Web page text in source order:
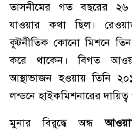
তাসনীমের গত বছরের ২৬
যাওয়ার কথা ছিল।
কূটনীতিক কোনো মিশনে তিন
করে থাকেন। বিগত
আস্থাভাজন হওয়ায় তিনি
লন্ডনে হাইকমিশনারের
মুনার বিরুদ্ধে অন্ধ